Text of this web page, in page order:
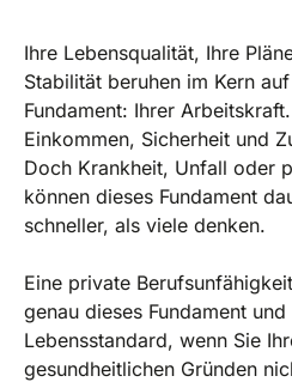
Ihre Lebensqualität, Ihre
Stabilität beruhen im Kern
Fundament: Ihrer
Einkommen, Sicherheit und
Doch Krankheit, Unfall oder
können dieses Fundament
schneller, als viele denken.
Eine private
genau dieses Fundament
Lebensstandard, wenn Sie
gesundheitlichen Gründen